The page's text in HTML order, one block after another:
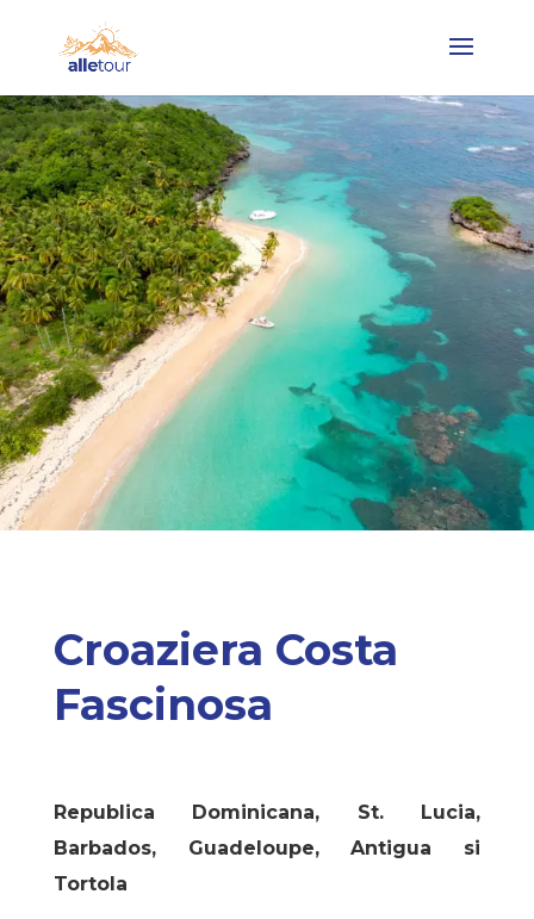
Croaziera Costa
Fascinosa
Republica Dominicana, St. Lucia,
Barbados, Guadeloupe, Antigua si
Tortola